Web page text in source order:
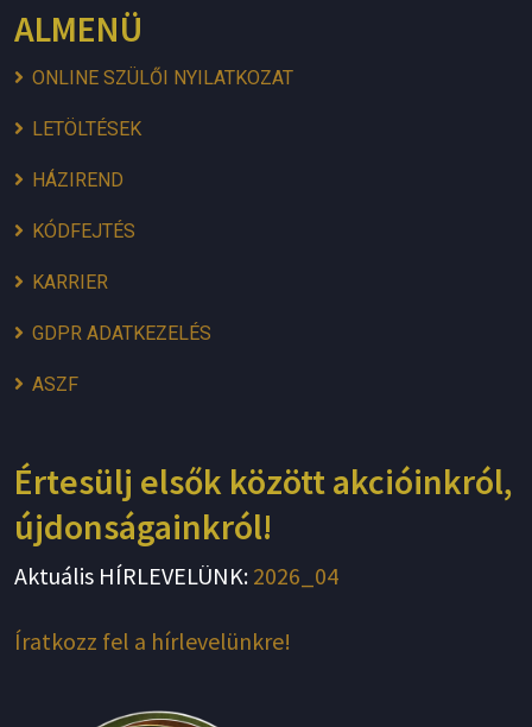
ALMENÜ
ONLINE SZÜLŐI NYILATKOZAT
LETÖLTÉSEK
HÁZIREND
KÓDFEJTÉS
KARRIER
GDPR ADATKEZELÉS
ASZF
Értesülj elsők között akcióinkról,
újdonságainkról!
Aktuális HÍRLEVELÜNK: 2026_04
Íratkozz fel a hírlevelünkre!